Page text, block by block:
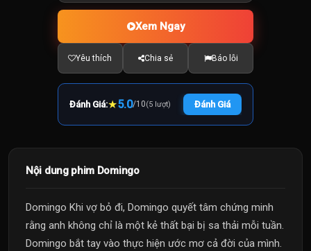
Xem Ngay
Yêu thích Chia sẻ Báo lỗi
Đánh Giá:★5.0/10(5 lượt) Đánh Giá
Nội dung phim Domingo
Domingo Khi vợ bỏ đi, Domingo quyết tâm chứng minh
rằng anh không chỉ là một kẻ thất bại bị sa thải mỗi tuần.
Domingo bắt tay vào thực hiện ước mơ cả đời của mình.